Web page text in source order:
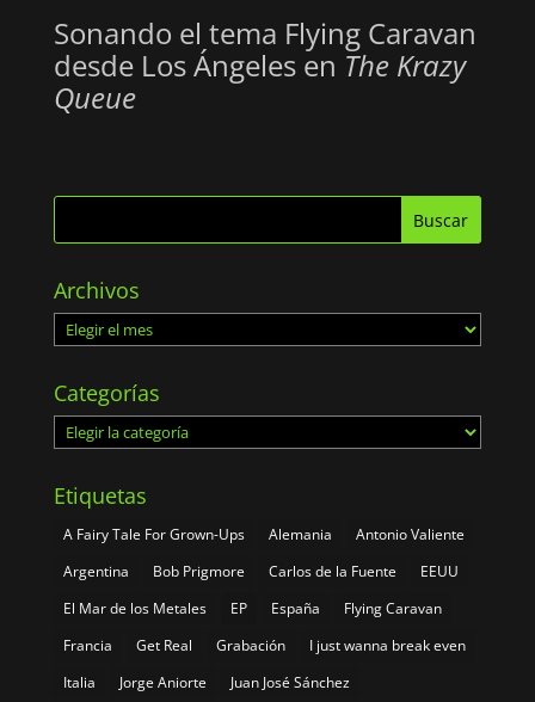
Sonando el tema Flying Caravan
desde Los Ángeles en The Krazy
Queue
Archivos
Archivos
Categorías
Categorías
Etiquetas
A Fairy Tale For Grown-Ups Alemania
Antonio Valiente
Argentina
Bob Prigmore Carlos de la Fuente
EEUU
El Mar de los Metales
EP España
Flying Caravan
Francia
Get Real Grabación
I just wanna break even
Italia
Jorge Aniorte
Juan José Sánchez